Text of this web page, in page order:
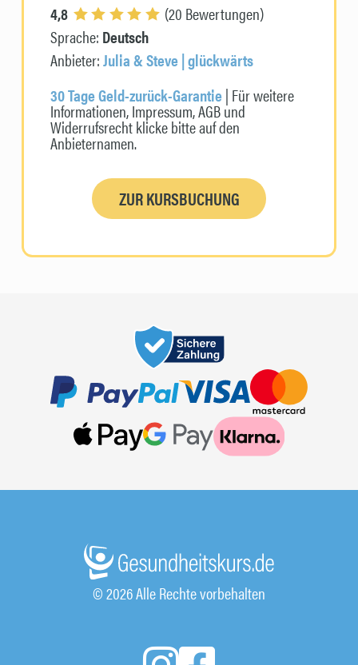
4,8
(20 Bewertungen)
Sprache: Deutsch
Anbieter:Julia & Steve | glückwärts
30 Tage Geld-zurück-Garantie| Für weitere
Informationen, Impressum, AGB und
Widerrufsrecht klicke bitte auf den
Anbieternamen.
ZUR KURSBUCHUNG
© 2026 Alle Rechte vorbehalten